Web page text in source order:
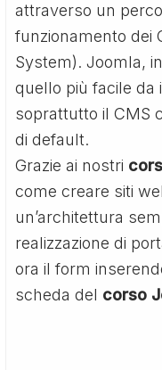
attraverso un
funzionamento dei
System). Joomla,
quello più facile da
soprattutto il CMS
di default.
Grazie ai nostri
come creare siti
un’architettura
realizzazione di
ora il form
scheda del corso